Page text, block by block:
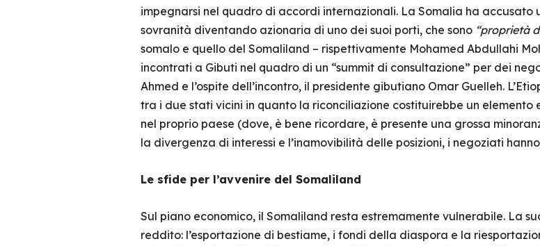
impegnarsi nel quadro di accordi internazionali. La Somalia ha accusato
sovranità diventando azionaria di uno dei suoi porti, che sono “proprietà
somalo e quello del Somaliland – rispettivamente Mohamed Abdullahi
incontrati a Gibuti nel quadro di un “summit di consultazione” per dei
Ahmed e l’ospite dell’incontro, il presidente gibutiano Omar Guelleh.
tra i due stati vicini in quanto la riconciliazione costituirebbe un elemento
nel proprio paese (dove, è bene ricordare, è presente una grossa
la divergenza di interessi e l’inamovibilità delle posizioni, i negoziati
Le sfide per l’avvenire del Somaliland
Sul piano economico, il Somaliland resta estremamente vulnerabile. La
reddito: l’esportazione di bestiame, i fondi della diaspora e la